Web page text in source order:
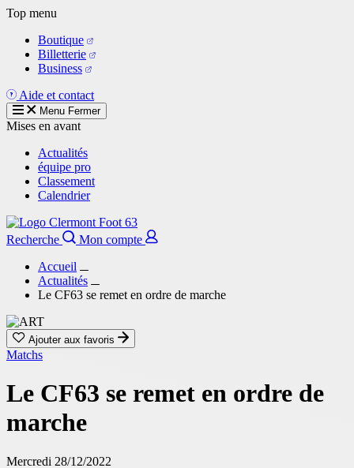
Aller
contenu
principal
Top menu
Boutique
Billetterie
Business
Aide et contact
Menu Fermer
Mises en avant
Actualités
équipe pro
Classement
Calendrier
Recherche
Mon compte
Accueil
Actualités
Le CF63 se remet en ordre de marche
Ajouter aux favoris
Matchs
Le CF63 se remet en ordre de
marche
Mercredi 28/12/2022